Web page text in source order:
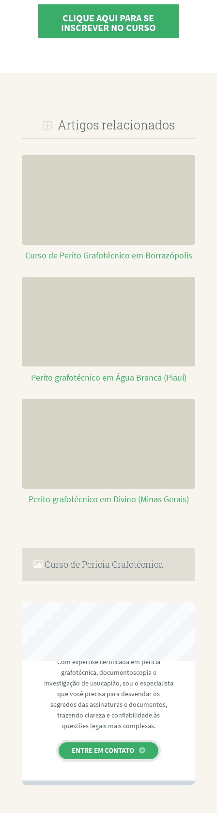
CLIQUE AQUI PARA SE
INSCREVER NO CURSO
Artigos relacionados
Curso de Perito Grafotécnico em Borrazópolis
Perito grafotécnico em Água Branca (Piauí)
Perito grafotécnico em Divino (Minas Gerais)
Curso de Perícia Grafotécnica
Com expertise certificada em perícia
grafotécnica, documentoscopia e
investigação de usucapião, sou o especialista
que você precisa para desvendar os
segredos das assinaturas e documentos,
trazendo clareza e confiabilidade às
questões legais mais complexas.
ENTRE EM CONTATO